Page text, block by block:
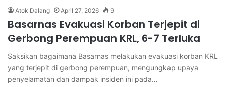
Atok Dalang April 27, 2026 9
Basarnas Evakuasi Korban Terjepit di
Gerbong Perempuan KRL, 6-7 Terluka
Saksikan bagaimana Basarnas melakukan evakuasi korban KRL
yang terjepit di gerbong perempuan, mengungkap upaya
penyelamatan dan dampak insiden ini pada…